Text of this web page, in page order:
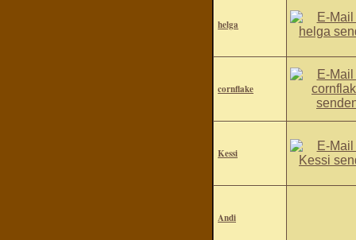
helga
cornflake
Kessi
Andi